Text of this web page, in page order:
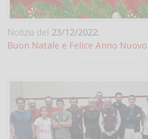
Notizia del 23/12/2022:
Buon Natale e Felice Anno